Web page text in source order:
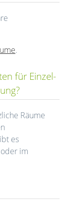
.
für Einzel-
Räume
es
im